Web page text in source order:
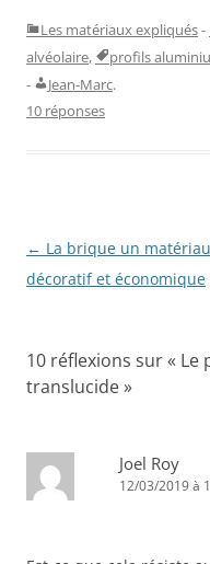
Les matériaux expliqués-
alvéolaire, profils
-
Jean-Marc.
10 réponses
Navigation
des
← La brique un matériau
décoratif et économique
10 réflexions sur « Le
translucide»
Joel Roy
12/03/2019 à